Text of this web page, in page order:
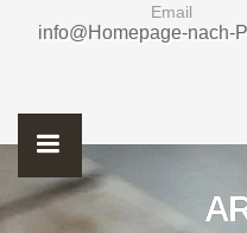
Email
info@Homepage-nach-